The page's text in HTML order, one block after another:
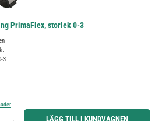
PrimaFlex, storlek 0-3
3
eller använd knapparna för att öka eller minska kvantiteten.
LÄGG TILL I KUNDVAGNEN